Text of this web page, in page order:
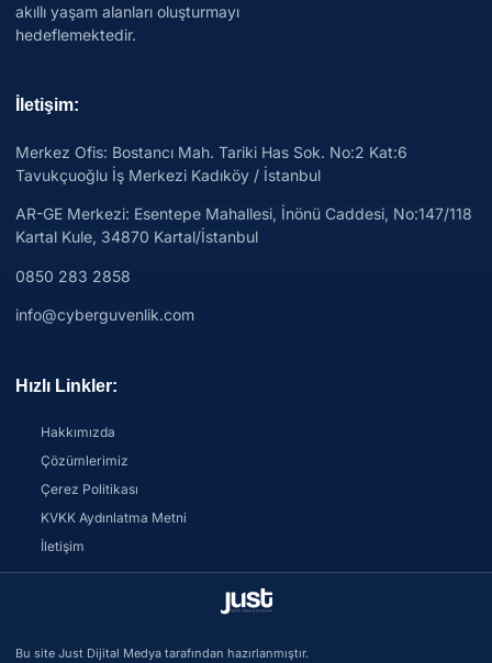
akıllı yaşam alanları oluşturmayı
hedeflemektedir.
İletişim:
Merkez Ofis: Bostancı Mah. Tariki Has Sok. No:2 Kat:6
Tavukçuoğlu İş Merkezi Kadıköy / İstanbul
AR-GE Merkezi: Esentepe Mahallesi, İnönü Caddesi, No:147/118
Kartal Kule, 34870 Kartal/İstanbul
0850 283 2858
info@cyberguvenlik.com
Hızlı Linkler:
Hakkımızda
Çözümlerimiz
Çerez Politikası
KVKK Aydınlatma Metni
İletişim
Bu site Just Dijital Medya tarafından hazırlanmıştır.